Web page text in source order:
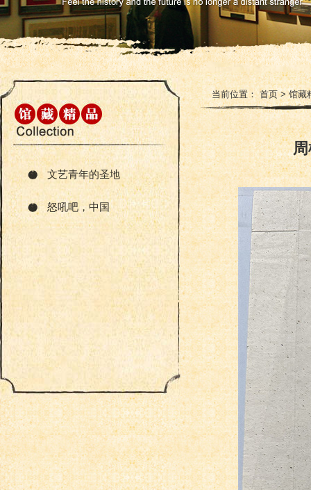
文艺青年的圣地
怒吼吧，中国
当前位置：首页>馆藏